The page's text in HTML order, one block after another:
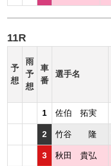
11R
予
想
雨
予
想
車
番
選手名
1 佐伯 拓実
2 竹谷 隆
3 秋田 貴弘